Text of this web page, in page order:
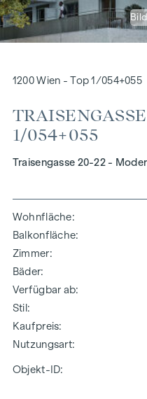
1200 Wien - Top 1/054+055
1/054+055
Traisengasse 20-22 -
Wohnfläche
Balkonfläche
Zimmer
Bäder
Verfügbar ab
Stil
Kaufpreis
Nutzungsart
Objekt-ID: